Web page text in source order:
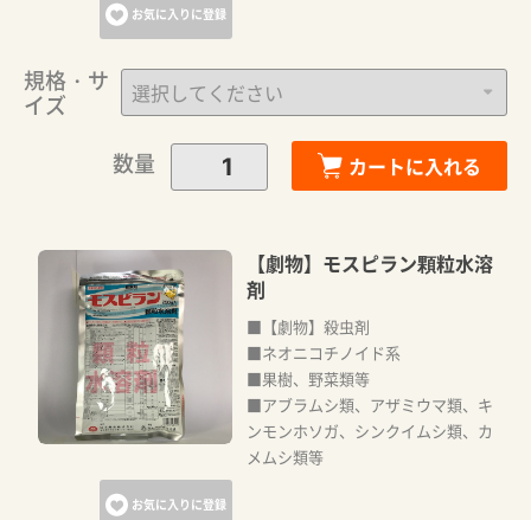
お気に入りに登録
規格・サ
イズ
数量
カートに入れる
お気に入りに登録
【劇物】モスピラン顆粒水溶
剤
■【劇物】殺虫剤
■ネオニコチノイド系
■果樹、野菜類等
■アブラムシ類、アザミウマ類、キ
ンモンホソガ、シンクイムシ類、カ
メムシ類等